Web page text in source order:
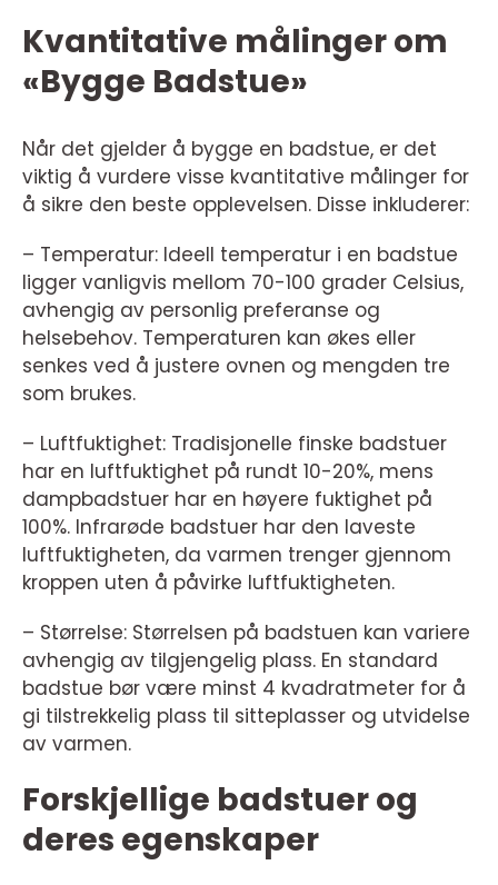
Kvantitative målinger om
«Bygge Badstue»
Når det gjelder å bygge en badstue, er det
viktig å vurdere visse kvantitative målinger for
å sikre den beste opplevelsen. Disse inkluderer:
– Temperatur: Ideell temperatur i en badstue
ligger vanligvis mellom 70-100 grader Celsius,
avhengig av personlig preferanse og
helsebehov. Temperaturen kan økes eller
senkes ved å justere ovnen og mengden tre
som brukes.
– Luftfuktighet: Tradisjonelle finske badstuer
har en luftfuktighet på rundt 10-20%, mens
dampbadstuer har en høyere fuktighet på
100%. Infrarøde badstuer har den laveste
luftfuktigheten, da varmen trenger gjennom
kroppen uten å påvirke luftfuktigheten.
– Størrelse: Størrelsen på badstuen kan variere
avhengig av tilgjengelig plass. En standard
badstue bør være minst 4 kvadratmeter for å
gi tilstrekkelig plass til sitteplasser og utvidelse
av varmen.
Forskjellige badstuer og
deres egenskaper